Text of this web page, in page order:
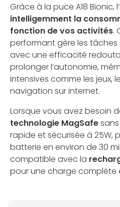
Grâce à la puce A18 Bionic,
intelligemment la
fonction de vos activités.
performant gère les
avec une efficacité
prolonger l’autonomie,
intensives comme les jeux,
navigation sur internet.
Lorsque vous avez besoin
technologie MagSafe
rapide et sécurisée à 25W,
batterie en environ de 30
compatible avec la
pour une charge complète